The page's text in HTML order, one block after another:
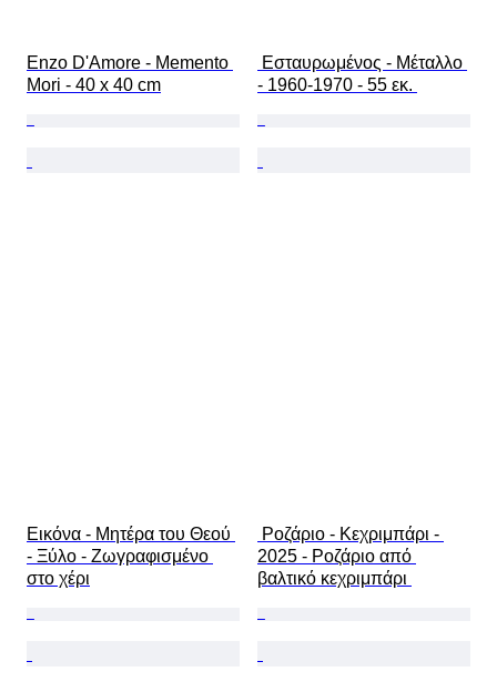
Enzo D'Amore - Memento
Mori - 40 x 40 cm
- 1960-1970 - 55 εκ.
Εικόνα - Μητέρα του Θεού
- Ξύλο - Ζωγραφισμένο
στο χέρι
2025 - Ροζάριο από
βαλτικό κεχριμπάρι